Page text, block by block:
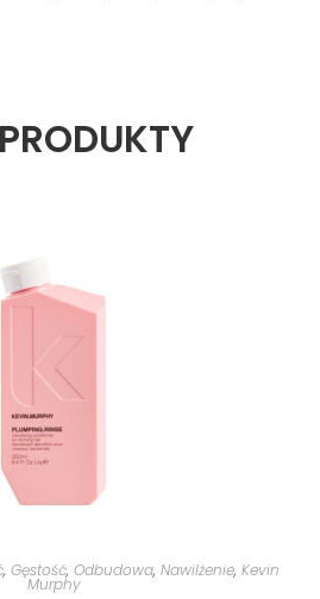
, Gęstość, Odbudowa, Nawilżenie, Kevin
Murphy